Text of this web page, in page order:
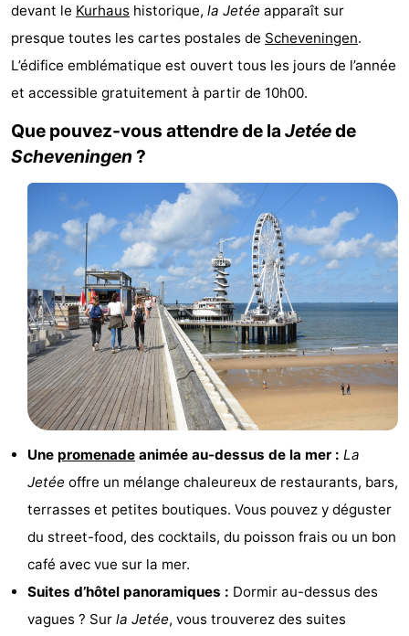
Duinrell
-
Last
minutes
Plages
faire
Lieux
d'intérêt
Musées
Monuments
Points
de
vue
Attractions
-
Croisières
Divertissement
Terrains
de
Aires
Villages
devant le Kurhaus historique, la Jetée apparaît sur
presque toutes les cartes postales de Scheveningen.
L’édifice emblématique est ouvert tous les jours de l’année
et accessible gratuitement à partir de 10h00.
Que pouvez-vous attendre de la Jetéede
Scheveningen ?
Une promenade animée au-dessus de la mer : La
Jetée offre un mélange chaleureux de restaurants, bars,
terrasses et petites boutiques. Vous pouvez y déguster
du street-food, des cocktails, du poisson frais ou un bon
café avec vue sur la mer.
Suites d’hôtel panoramiques : Dormir au-dessus des
vagues ? Sur la Jetée, vous trouverez des suites